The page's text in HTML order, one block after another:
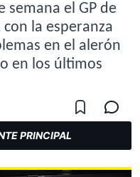
semana el GP de
la esperanza
en el alerón
en los últimos
PRINCIPAL